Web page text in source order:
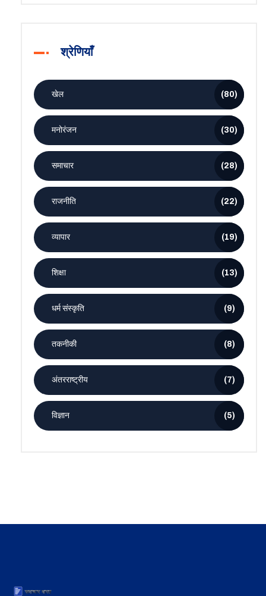
श्रेणियाँ
खेल (80)
मनोरंजन (30)
समाचार (28)
राजनीति (22)
व्यापार (19)
शिक्षा (13)
धर्म संस्कृति (9)
तकनीकी (8)
अंतरराष्ट्रीय (7)
विज्ञान (5)